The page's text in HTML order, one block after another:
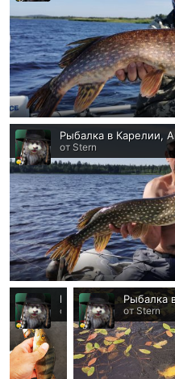
Рыбалка в Карелии,
от Stern
Рыбалка в Карелии, Август 2022. Макарек
от Stern